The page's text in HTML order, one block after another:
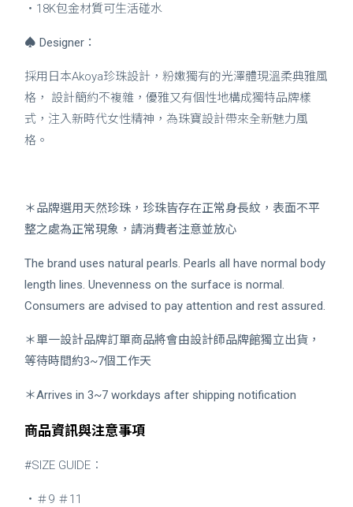
・18K包金材質可生活碰水
♠ Designer：
採用日本Akoya珍珠設計，粉嫩獨有的光澤體現溫柔典雅風
格， 設計簡約不複雜，優雅又有個性地構成獨特品牌樣
式，注入新時代女性精神，為珠寶設計帶來全新魅力風
格。
＊品牌選用天然珍珠，珍珠皆存在正常身長紋，表面不平
整之處為正常現象，請消費者注意並放心
The brand uses natural pearls. Pearls all have normal body
length lines. Unevenness on the surface is normal.
Consumers are advised to pay attention and rest assured.
＊單一設計品牌訂單商品將會由設計師品牌館獨立出貨，
等待時間約3~7個工作天
＊Arrives in 3~7 workdays after shipping notification
商品資訊與注意事項
#SIZE GUIDE：
・＃9 ＃11